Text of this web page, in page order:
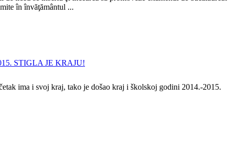
în învăţământul ...
STIGLA JE KRAJU!
ima i svoj kraj, tako je došao kraj i školskoj godini 2014.-2015.